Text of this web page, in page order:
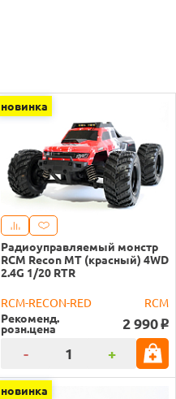
новинка
Радиоуправляемый монстр
RCM Recon MT (красный) 4WD
2.4G 1/20 RTR
RCM-RECON-RED
RCM
Рекоменд.
розн.цена 2 990 o
- +
новинка